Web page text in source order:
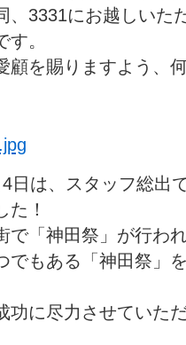
、3331にお越しいた
。
顧を賜りますよう、
日は、スタッフ総出
た！
で「神田祭」が行わ
でもある「神田祭」
功に尽力させていた